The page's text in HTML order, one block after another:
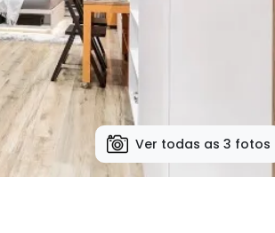
Ver todas as 3 fotos